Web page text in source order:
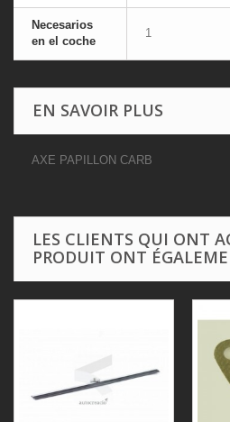
Necesarios
en el coche
1
EN SAVOIR PLUS
AXE PAPILLON CARB
LES CLIENTS QUI ONT
PRODUIT ONT